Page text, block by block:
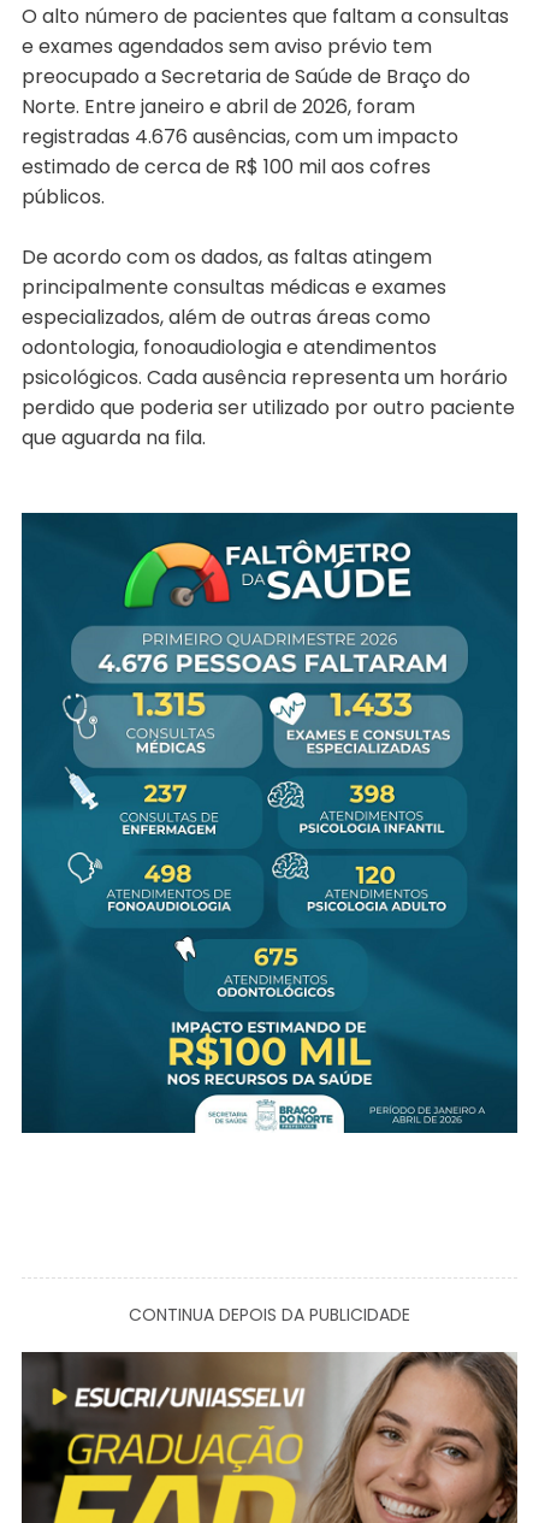
O alto número de pacientes que faltam a consultas
e exames agendados sem aviso prévio tem
preocupado a Secretaria de Saúde de Braço do
Norte. Entre janeiro e abril de 2026, foram
registradas 4.676 ausências, com um impacto
estimado de cerca de R$ 100 mil aos cofres
públicos.
De acordo com os dados, as faltas atingem
principalmente consultas médicas e exames
especializados, além de outras áreas como
odontologia, fonoaudiologia e atendimentos
psicológicos. Cada ausência representa um horário
perdido que poderia ser utilizado por outro paciente
que aguarda na fila.
CONTINUA DEPOIS DA PUBLICIDADE